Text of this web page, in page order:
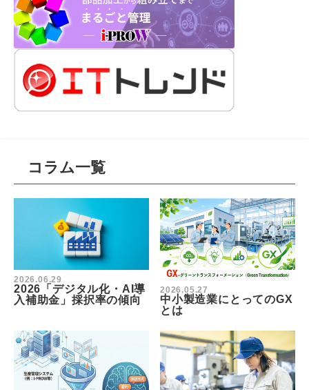
コラム一覧
2026.06.29
2026「デジタル化・AI導
入補助金」採択率の傾向
2026.05.27
中小製造業にとってのGX
とは